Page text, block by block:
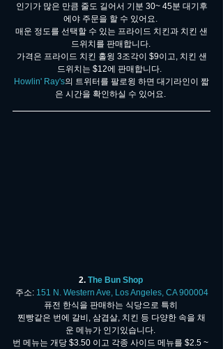
인기가 많은 만큼 줄도 길어서 기분 30~ 45분 대기후
에야 주문을 할 수 있어요.
매운 정도를 선택할 수 있는 프라이드 치킨과 치킨 샌
드위치를 판매합니다.
가격은 프라이드 치킨 홀윙 3조각이 $9이고, 치킨 샌
드위치는 $12에 판매합니다.
Howlin' Ray's의 트위터를 팔로윙 하면 대기라인이 짧
은 시간을 확인하실 수 있어요.
2. The Bun Shop
주소: 151 N. Western Ave, Los Angeles, CA 900004
퓨전 한식을 판매하는 식당으로 특히
찐빵같은 번에 갈비, 삼겹살, 치킨 등 다양한 속을 채
운 메뉴가 인기있습니다.
번 메뉴는 개당 $3.50 이고 각종 사이드 메뉴를 $2.5 ~